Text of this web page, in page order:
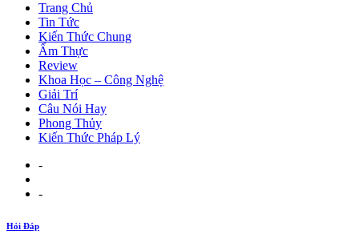
Trang Chủ
Tin Tức
Kiến Thức Chung
Ẩm Thực
Review
Khoa Học – Công Nghệ
Giải Trí
Câu Nói Hay
Phong Thủy
Kiến Thức Pháp Lý
-
-
Hỏi Đáp